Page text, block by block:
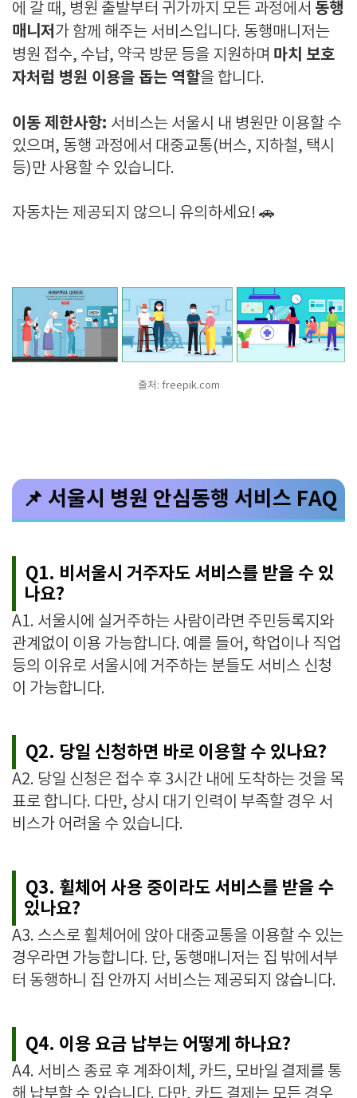
에 갈 때, 병원 출발부터 귀가까지 모든 과정에서 동행
매니저 가 함께 해주는 서비스입니다. 동행매니저는
병원 접수, 수납, 약국 방문 등을 지원하며 마치 보호
자처럼 병원 이용을 돕는 역할을 합니다.
이동 제한사항: 서비스는 서울시 내 병원만 이용할 수
있으며, 동행 과정에서 대중교통(버스, 지하철, 택시
등)만 사용할 수 있습니다.
자동차는 제공되지 않으니 유의하세요! 🚗
출처: freepik.com
📌 서울시 병원 안심동행 서비스 FAQ
Q1. 비서울시 거주자도 서비스를 받을 수 있
나요?
A1. 서울시에 실거주하는 사람이라면 주민등록지와
관계없이 이용 가능합니다. 예를 들어, 학업이나 직업
등의 이유로 서울시에 거주하는 분들도 서비스 신청
이 가능합니다.
Q2. 당일 신청하면 바로 이용할 수 있나요?
A2. 당일 신청은 접수 후 3시간 내에 도착하는 것을 목
표로 합니다. 다만, 상시 대기 인력이 부족할 경우 서
비스가 어려울 수 있습니다.
Q3. 휠체어 사용 중이라도 서비스를 받을 수
있나요?
A3. 스스로 휠체어에 앉아 대중교통을 이용할 수 있는
경우라면 가능합니다. 단, 동행매니저는 집 밖에서부
터 동행하니 집 안까지 서비스는 제공되지 않습니다.
Q4. 이용 요금 납부는 어떻게 하나요?
A4. 서비스 종료 후 계좌이체, 카드, 모바일 결제를 통